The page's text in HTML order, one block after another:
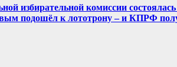
избирательной комиссии
подошёл к лототрону – и КПРФ